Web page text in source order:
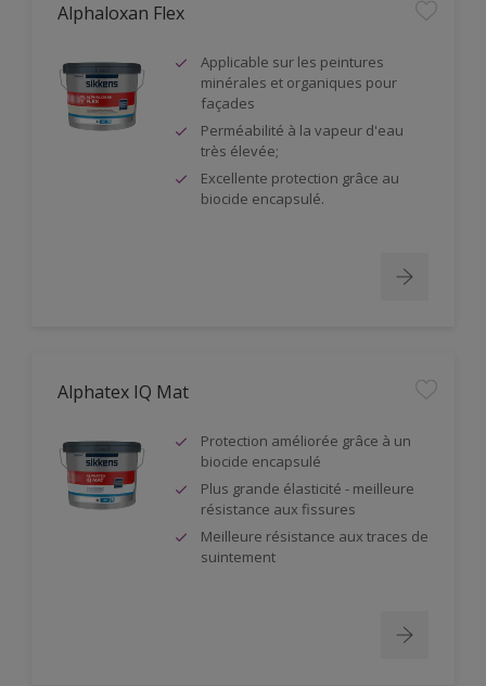
Alphaloxan Flex
Applicable sur les peintures
minérales et organiques pour
façades
Perméabilité à la vapeur d'eau
très élevée;
Excellente protection grâce au
biocide encapsulé.
Alphatex IQ Mat
Protection améliorée grâce à un
biocide encapsulé
Plus grande élasticité - meilleure
résistance aux fissures
Meilleure résistance aux traces de
suintement